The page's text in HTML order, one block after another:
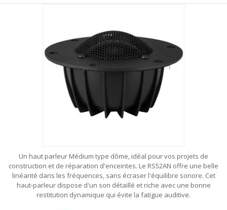
Un haut parleur Médium type dôme, idéal pour vos projets de
construction et de réparation d'enceintes. Le RS52AN offre une belle
linéarité dans les fréquences, sans écraser l'équilibre sonore. Cet
haut-parleur dispose d'un son détaillé et riche avec une bonne
restitution dynamique qui évite la fatigue auditive.